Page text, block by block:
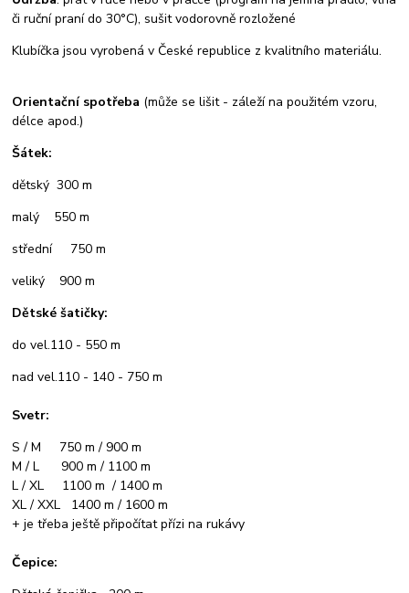
či ruční praní do 30°C), sušit vodorovně rozložené
Klubíčka jsou vyrobená v České republice z kvalitního materiálu.
Orientační spotřeba (může se lišit - záleží na použitém vzoru,
délce apod.)
Šátek:
dětský 300 m
malý 550 m
střední 750 m
veliký 900 m
Dětské šatičky:
do vel.110 - 550 m
nad vel.110 - 140 - 750 m
Svetr:
S / M 750 m / 900 m
M / L 900 m / 1100 m
L / XL 1100 m / 1400 m
XL / XXL 1400 m / 1600 m
+ je třeba ještě připočítat přízi na rukávy
Čepice: